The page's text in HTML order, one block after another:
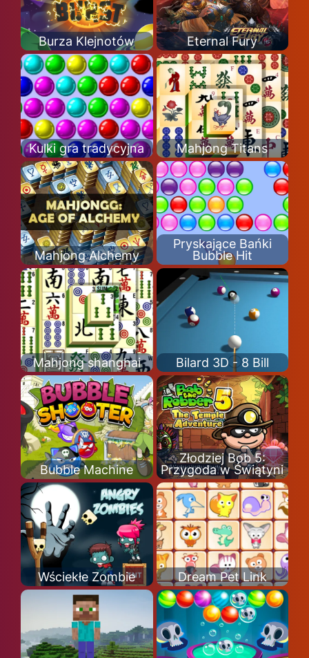
Burza Klejnotów Eternal Fury
Kulki gra tradycyjna Mahjong Titans
Mahjong Alchemy
Pryskające Bańki
Bubble Hit
Mahjong shanghai Bilard 3D - 8 Bill
Bubble Machine
Złodziej Bob 5:
Przygoda w Świątyni
Wściekłe Zombie Dream Pet Link